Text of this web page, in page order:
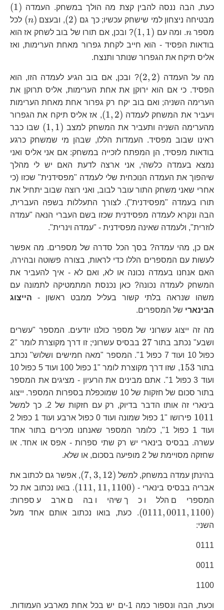
כעת, הבה ננסה להבין קצת מה הולך במשחק. העמדה (1)
מבטיחה ניצחון למי שישחק עכשיו; כך גם
\left(2\right)
(2) , ובעצם (n)
לכל
מספר
n n. ומה עם \left(1,1\right)
(1, 1)
? ובכן, אם תורו של בוב לשחק אז הוא
בודאות הפסיד - הוא חייב לקחת גפרור מאחת הערימות, ואז
אליס תיקח את הגפרור שנותר ותנצח.
מה על העמדה \left(2,2\right)
(2, 2)
? ובכן, אם בוב הגיע לעמדה הזו, הוא
הפסיד. כי אם הוא ירוקן את אחת הערימות, אליס תרוקן את
הערימה השניה; ואם בוב יקח רק גפרור אחת מאחת הערימות
ויעביר את המשחק לעמדה
\left(1,2\right)
(1, 2)
, אז אליס תיקח את הגפרור
מהערימה השניה ותעביר את המשחק למצב
(1, 1)
שבו כבר
ראינו שבוב מפסיד. העמדות הללו, שבהן מי שמשחק כרגע
בודאות מפסיד, הן המפתח לזכייה במשחק: אם אני אליס ואני
נמצא בעמדה כלשהי, אני ארצה לדעת האם יש לי מהלך
שיהפוך את העמדה הנוכחית שלי לעמדה "מפסידנית" שכזו (כי
אחרי שאני משחק התור עובר לבוב, ואני רוצה שבוב יתחיל את
תורו בעמדה "מפסידנית"). לצורך התעללות בשפה העברית,
הבה ונקרא לעמדה מפסידנית שכזו בשם העברי הנאה "עמדה
לוזרית", ולעמדה שאינה מפסידנית - "עמדה וינרית".
אם כן, מהי עמדה? בסך הכל סדרה של מספרים. מה אפשר
לעשות עם המספרים הללו כדי לראות, בצורה פשוטה ובהירה,
האם אנחנו בעמדה נכונה או לא, ואם לא - איך להעביר את
המשחק לעמדה נכונה? כאן נכנסת המתמטיקה לתמונה עם
משהו שנראה בלתי קשור בעליל ממבט ראשון - הייצוג
הבינארי של המספרים.
מה זה ייצוג עשרוני של מספר כולנו יודעים. המספר "עשרים
ושבע" נכתב בתור
27 27
בבסיס עשרוני; זו דרך מקוצרת לומר "2
כפול 10 ועוד 7 כפול 1". המספר "מאה חמישים ושלוש" נכתב
בתור
153 153
, שזו דרך מקוצרת לומר "1 כפול 100 ועוד 5 כפול 10
ועוד 3 כפול 1". אתם מבינים את הרעיון - מציגים את המספר
בתור סכום של חזקות של 10 שמוכפלת בספרות המספר. ייצוג
בינארי זה אותו הדבר בדיוק, רק עם חזקות של 2. כך למשל
1011
פירושו "1 כפול שמונה ועוד 0 כפול ארבע ועוד 1 כפול 2
ועוד 1 כפול 1", כלומר המספר שאנחנו מכירים בתור אחד
עשרה. בבסיס בינארי יש רק שתי ספרות - אפס או אחד. או
שחזקה מסויימת של 2 מופיעה בסכום, או שלא.
בהינתן עמדה במשחק, למשל
\left(7,3,12\right)
(7, 3, 12)
, אפשר גם לכתוב את
אבריה בבסיס בינארי -
(111, 11, 1100)
. בואו נכתוב את כל
המספרים הללו כך שיהיו בהם ארבע ספרות:
(0111,0011, 1100)
. כעת, בואו נכתוב אותם אחד מעל
השני:
0111
0011
1100
וכעת, הבה ונספור כמה 1-ים יש בכל אחת מארבע העמודות.